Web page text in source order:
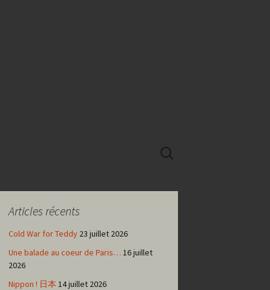
Rechercher :
Articles récents
Cold War for Teddy 23 juillet 2026
Une balade au coeur de Paris… 16 juillet
2026
Nippon ! 日本 14 juillet 2026